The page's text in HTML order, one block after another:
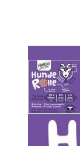
View